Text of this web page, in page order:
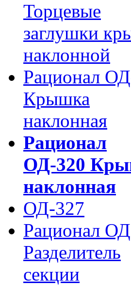
Торцевые
заглушки
наклонной
Рационал
Крышка
наклонная
Рационал
ОД-320
наклонная
ОД-327
Рационал ОД
Разделитель
секции